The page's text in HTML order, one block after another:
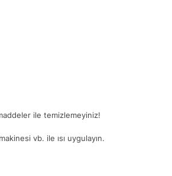
ile temizlemeyiniz!
vb. ile ısı uygulayın.